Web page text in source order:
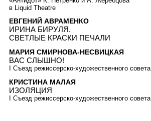
в Liquid Theatre
ЕВГЕНИЙ АВРАМЕНКО
ИРИНА БИРУЛЯ.
СВЕТЛЫЕ КРАСКИ ПЕЧАЛИ
МАРИЯ СМИРНОВА-НЕСВИЦКАЯ
ВАС СЛЫШНО!
I Съезд режиссерско-художественного совета
КРИСТИНА МАЛАЯ
ИЗОЛЯЦИЯ
I Съезд режиссерско-художественного совета